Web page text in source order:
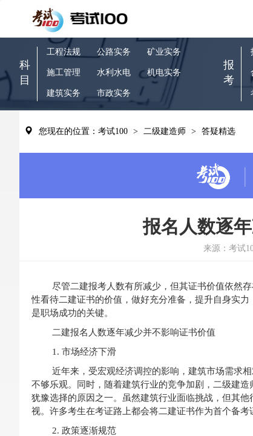
科
目
工程法规
施工管理
建筑实务
公路实务
水利水电
市政实务
矿业实务
机电实务
报
考
您现在的位置：考试100 > 二级建造师 > 答疑精选
报名人数逐
来源：考试
尽管二建报考人数有所减少，但其证书价值依然
性看待二建证书的价值，做好充分准备，提升自身实
是职场成功的关键。
二建报名人数逐年减少并不影响证书价值
1. 市场经济下滑
近年来，受宏观经济调控的影响，建筑市场需求
不够乐观。同时，随着建筑行业的竞争加剧，二级建
犹豫选择的原因之一。虽然建筑行业面临挑战，但其
视。许多考生在考证路上都会将二建证书作为首个备
2. 政策逐渐规范